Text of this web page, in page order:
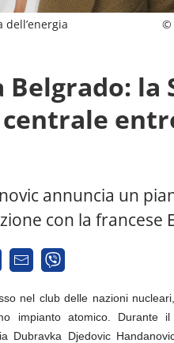
©
la
annuncia un
con la francese
nel club delle nazioni
impianto atomico. Durante
Dubravka Djedovic